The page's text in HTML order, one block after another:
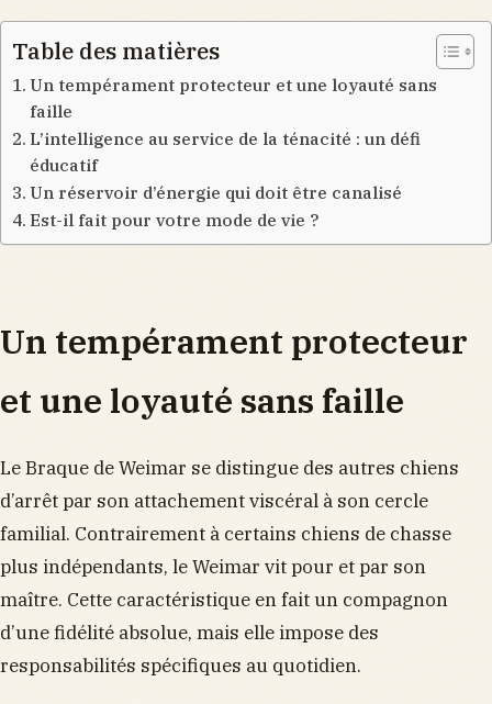
Table des matières
Un tempérament protecteur et une loyauté sans
faille
L’intelligence au service de la ténacité : un défi
éducatif
Un réservoir d’énergie qui doit être canalisé
Est-il fait pour votre mode de vie ?
Un tempérament protecteur
et une loyauté sans faille
Le Braque de Weimar se distingue des autres chiens
d’arrêt par son attachement viscéral à son cercle
familial. Contrairement à certains chiens de chasse
plus indépendants, le Weimar vit pour et par son
maître. Cette caractéristique en fait un compagnon
d’une fidélité absolue, mais elle impose des
responsabilités spécifiques au quotidien.